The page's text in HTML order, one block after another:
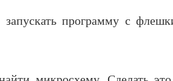
программу с